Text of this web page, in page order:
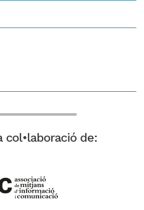
col•laboració de: